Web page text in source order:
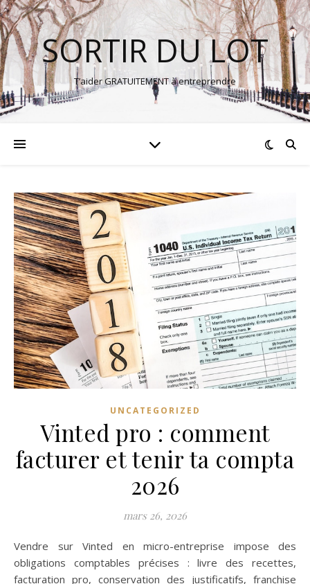
SORTIR DU LOT
T’aider GRATUITEMENT à entreprendre
UNCATEGORIZED
Vinted pro : comment
facturer et tenir ta compta
2026
mars 26, 2026
Vendre sur Vinted en micro-entreprise impose des
obligations comptables précises : livre des recettes,
facturation pro, conservation des justificatifs, franchise